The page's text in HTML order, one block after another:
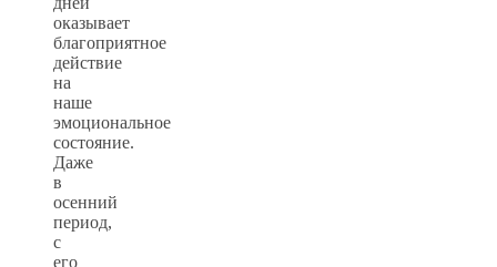
оказывает
благоприятное
действие
на
наше
эмоциональное
состояние.
Даже
в
осенний
период,
с
его